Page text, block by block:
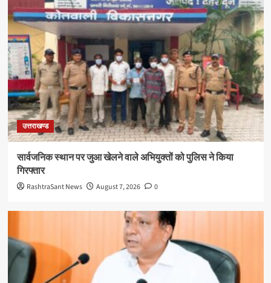
उत्तराखण्ड
सार्वजनिक स्थान पर जुआ खेलने वाले अभियुक्तों को पुलिस ने किया
गिरफ्तार
RashtraSant News August 7, 2026 0